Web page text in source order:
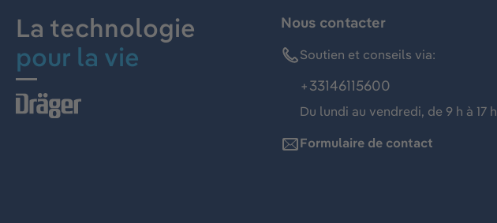
La technologie
pour la vie
Nous contacter
Soutien et conseils via:
+33146115600
Du lundi au vendredi, de 9 h à 17 h
Formulaire de contact